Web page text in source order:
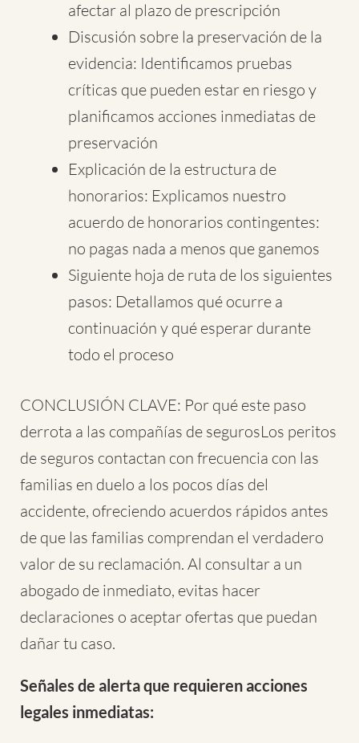
afectar al plazo de prescripción
Discusión sobre la preservación de la
evidencia: Identificamos pruebas
críticas que pueden estar en riesgo y
planificamos acciones inmediatas de
preservación
Explicación de la estructura de
honorarios: Explicamos nuestro
acuerdo de honorarios contingentes:
no pagas nada a menos que ganemos
Siguiente hoja de ruta de los siguientes
pasos: Detallamos qué ocurre a
continuación y qué esperar durante
todo el proceso
CONCLUSIÓN CLAVE: Por qué este paso
derrota a las compañías de segurosLos peritos
de seguros contactan con frecuencia con las
familias en duelo a los pocos días del
accidente, ofreciendo acuerdos rápidos antes
de que las familias comprendan el verdadero
valor de su reclamación. Al consultar a un
abogado de inmediato, evitas hacer
declaraciones o aceptar ofertas que puedan
dañar tu caso.
Señales de alerta que requieren acciones
legales inmediatas: